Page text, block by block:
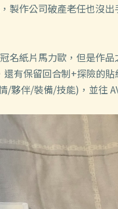
製作公司破產老任也沒出
名紙片馬力歐，但是作品
有保留回合制+探險的
/夥伴/裝備/技能)，並往